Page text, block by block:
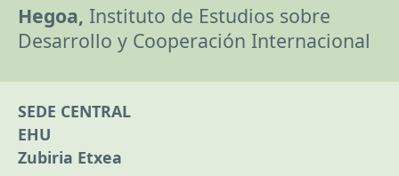
Hegoa, Instituto de Estudios sobre
Desarrollo y Cooperación Internacional
SEDE CENTRAL
EHU
Zubiria Etxea